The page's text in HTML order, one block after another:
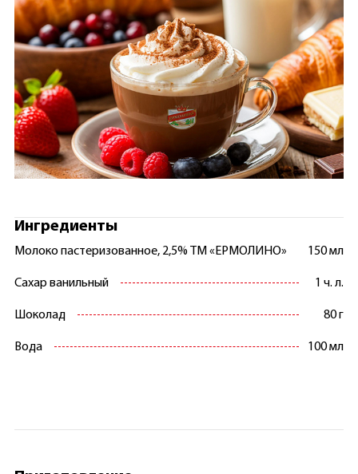
Ингредиенты
Молоко пастеризованное, 2,5% ТМ «ЕРМОЛИНО» 150 мл
Сахар ванильный 1 ч. л.
Шоколад 80 г
Вода 100 мл